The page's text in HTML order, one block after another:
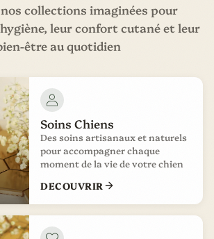
collections imaginées pour
leur confort cutané et leur
être au quotidien
Soins Chiens
Des soins artisanaux et naturels
pour accompagner chaque
moment de la vie de votre chien
DECOUVRIR